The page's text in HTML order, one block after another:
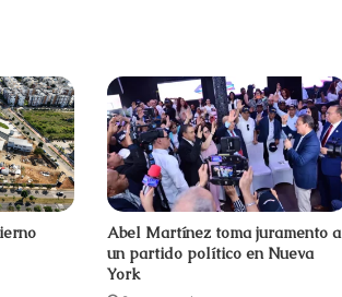
Abel Martínez toma juramento a
un partido político en Nueva
York